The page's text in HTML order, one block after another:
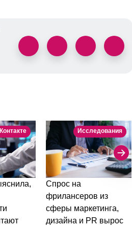
Исследования
Спрос на
фрилансеров из
сферы маркетинга,
дизайна и PR вырос